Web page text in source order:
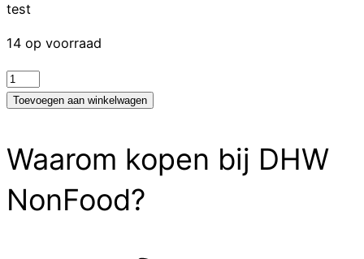
test
14 op voorraad
test
aantal
Toevoegen aan winkelwagen
Waarom kopen bij DHW
NonFood?